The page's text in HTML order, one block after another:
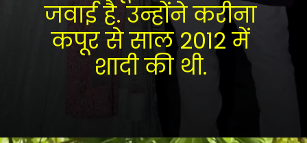
जवाई है. उन्होंने करीना
कपूर से साल 2012 में
शादी की थी.